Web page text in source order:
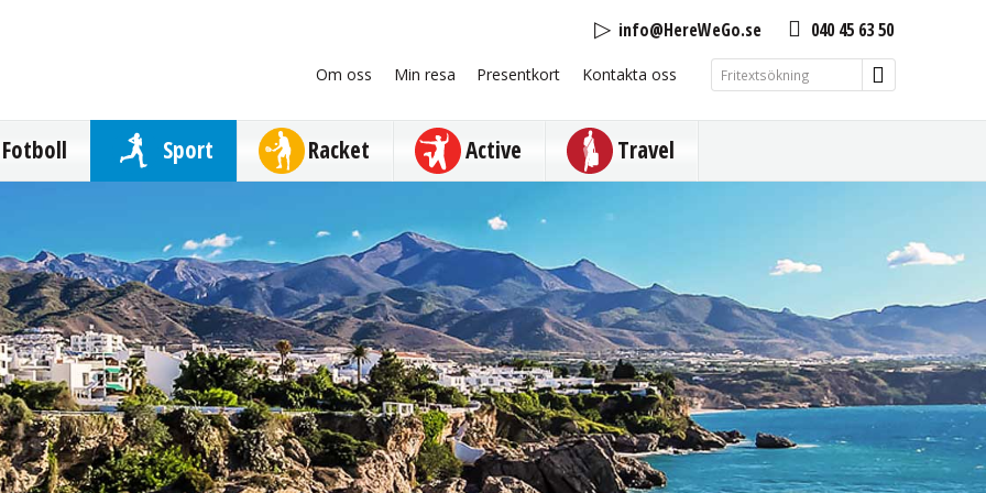
040 45 63 50
info@HereWeGo.se
Om oss Min resa Presentkort Kontakta oss
Fotboll Sport Racket Active Travel